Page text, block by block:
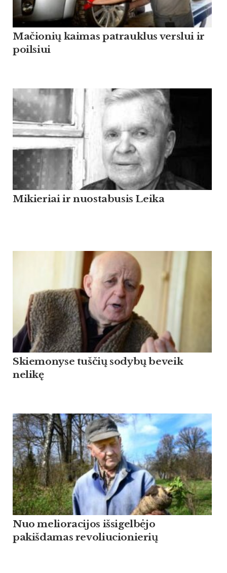
Mačionių kaimas patrauklus verslui ir
poilsiui
Mikieriai ir nuostabusis Leika
Skiemonyse tuščių sodybų beveik
nelikę
Nuo melioracijos išsigelbėjo
pakišdamas revoliucionierių